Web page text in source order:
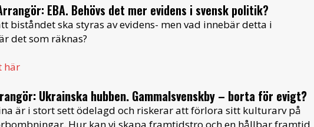
EBA. Behövs det mer evidens i svensk politik?
biståndet ska styras av evidens- men vad innebär detta i
det som räknas?
här
Ukrainska hubben. Gammalsvenskby – borta för evigt?
är i stort sett ödelagd och riskerar att förlora sitt kulturarv på
Hur kan vi skapa framtidstro och en hållbar framtid